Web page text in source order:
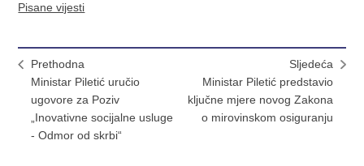
Pisane vijesti
Prethodna
Ministar Piletić uručio
ugovore za Poziv
„Inovativne socijalne usluge
- Odmor od skrbi“
Sljedeća
Ministar Piletić predstavio
ključne mjere novog Zakona
o mirovinskom osiguranju